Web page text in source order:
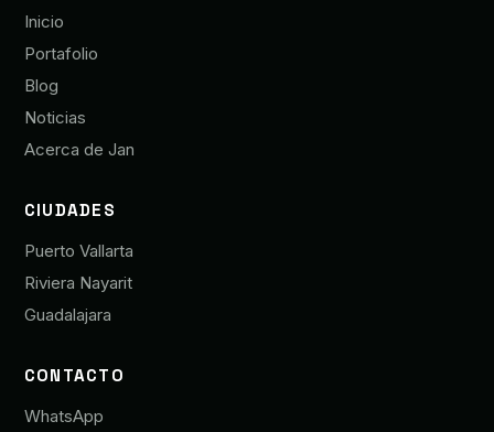
Inicio
Portafolio
Blog
Noticias
Acerca de Jan
CIUDADES
Puerto Vallarta
Riviera Nayarit
Guadalajara
CONTACTO
WhatsApp